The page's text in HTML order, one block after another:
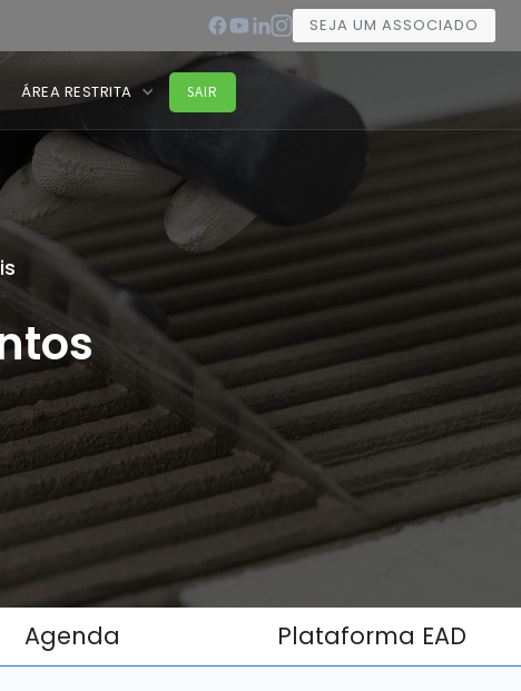
SEJA UM ASSOCIADO
ÁREA RESTRITA SAIR
Agenda Plataforma EAD